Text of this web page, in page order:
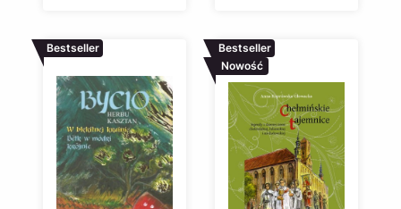
Bestseller
Bestseller
Nowość